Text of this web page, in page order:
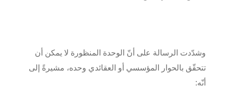
وشدّدت الرسالة على أنّ الوحدة المنظورة لا يمكن أن
تتحقّق بالحوار المؤسسي أو العقائدي وحده، مشيرةً إلى
أنّه: